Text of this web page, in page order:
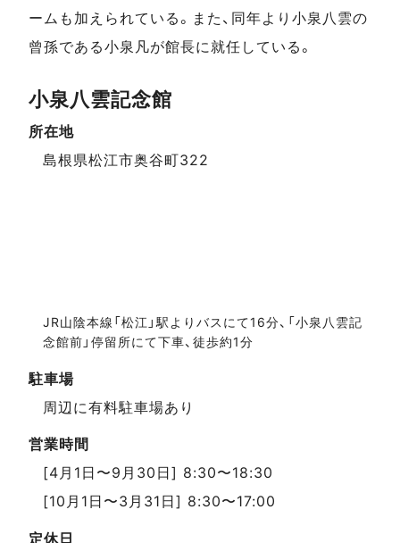
ームも加えられている。また、同年より小泉八雲の
曾孫である小泉凡が館長に就任している。
スポットデータ
小泉八雲記念館
所在地
島根県松江市奥谷町322
JR山陰本線「松江」駅よりバスにて16分、「小泉八雲記
念館前」停留所にて下車、徒歩約1分
駐車場
周辺に有料駐車場あり
営業時間
[4月1日〜9月30日] 8:30〜18:30
[10月1日〜3月31日] 8:30〜17:00
定休日